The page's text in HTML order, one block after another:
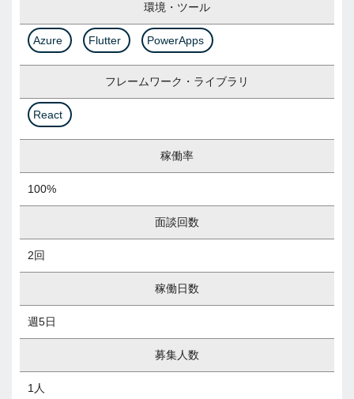
環境・ツール
Azure Flutter PowerApps
フレームワーク・ライブラリ
React
稼働率
100%
面談回数
2回
稼働日数
週5日
募集人数
1人